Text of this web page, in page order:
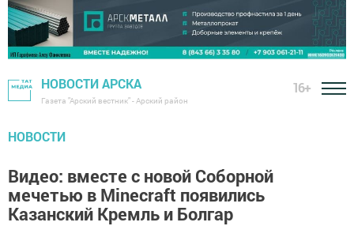
НОВОСТИ АРСКА
Газета "Арский вестник" - Арский район
16+
НОВОСТИ
Видео: вместе с новой Соборной
мечетью в Minecraft появились
Казанский Кремль и Болгар